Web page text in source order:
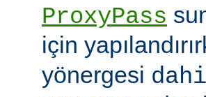
ProxyPass
için
yönergesi